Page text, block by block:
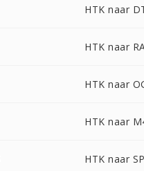
HTK naar
HTK naar
HTK naar
HTK naar
HTK naar